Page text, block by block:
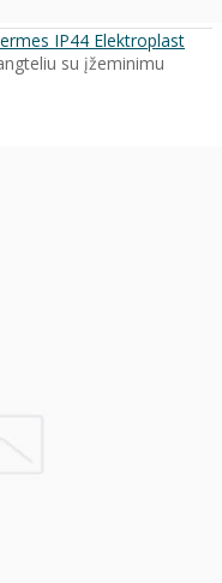
IP44 Elektroplast
su įžeminimu